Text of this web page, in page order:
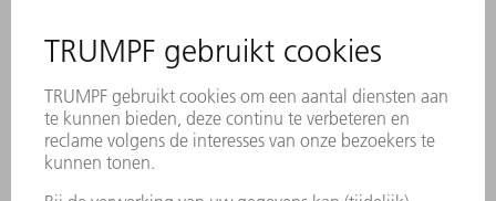
Met behulp van Data Matrix Code
worden geïdentificeerd.
De werkbereiken zijn lasergehard.
Gereedschapswijzigingen zijn op
verzoek verkrijgbaar.